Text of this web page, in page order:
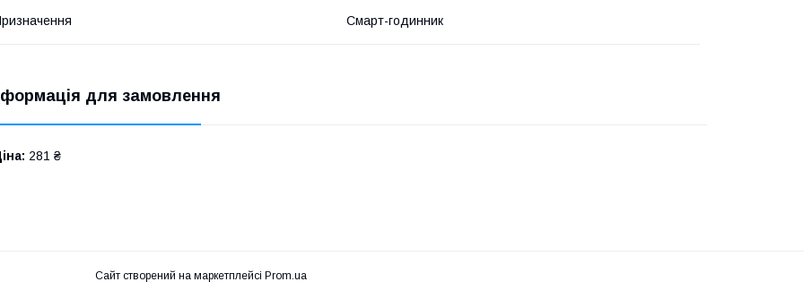
Смарт-годинник
для замовлення
281 ₴
Сайт створений на маркетплейсі Prom.ua